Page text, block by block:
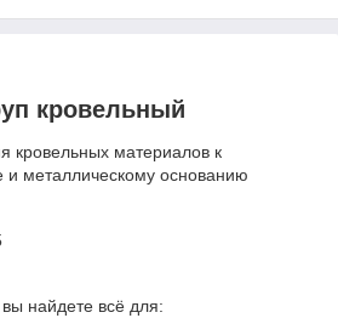
кровельный
кровельных материалов к
и металлическому основанию
вы найдете всё для: